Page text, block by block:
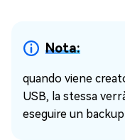
Nota:
quando viene
USB, la stessa
eseguire un